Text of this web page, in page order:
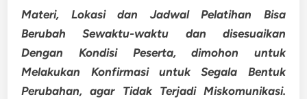
Materi, Lokasi dan Jadwal Pelatihan Bisa
Berubah Sewaktu-waktu dan disesuaikan
Dengan Kondisi Peserta, dimohon untuk
Melakukan Konfirmasi untuk Segala Bentuk
Perubahan, agar Tidak Terjadi Miskomunikasi.